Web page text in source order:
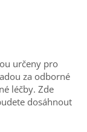
určeny pro
za odborné
léčby. Zde
dosáhnout